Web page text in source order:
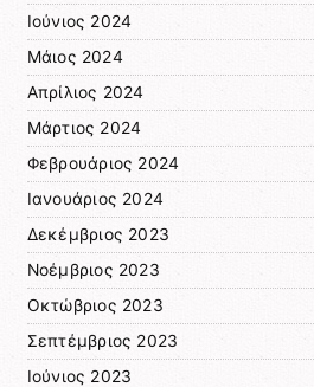
Ιούνιος 2024
Μάιος 2024
Απρίλιος 2024
Μάρτιος 2024
Φεβρουάριος 2024
Ιανουάριος 2024
Δεκέμβριος 2023
Νοέμβριος 2023
Οκτώβριος 2023
Σεπτέμβριος 2023
Ιούνιος 2023